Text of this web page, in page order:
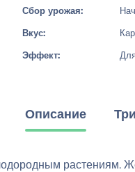
Сбор урожая:
Вкус:
Эффект:
Описание
растениям.